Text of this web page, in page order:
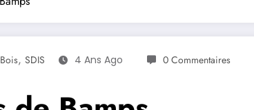
, SDIS 4 Ans Ago 0 Commentaires